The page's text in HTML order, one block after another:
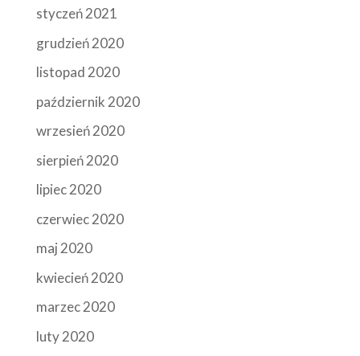
styczeń 2021
grudzień 2020
listopad 2020
październik 2020
wrzesień 2020
sierpień 2020
lipiec 2020
czerwiec 2020
maj 2020
kwiecień 2020
marzec 2020
luty 2020